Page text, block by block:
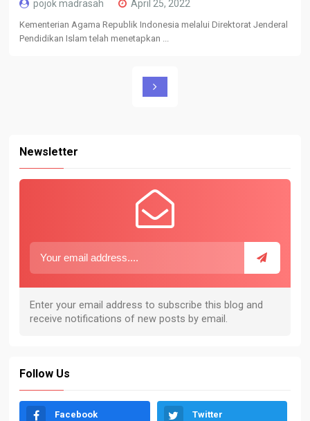
pojok madrasah April 25, 2022
Kementerian Agama Republik Indonesia melalui Direktorat Jenderal
Pendidikan Islam telah menetapkan ...
Newsletter
Follow Us
Facebook Twitter